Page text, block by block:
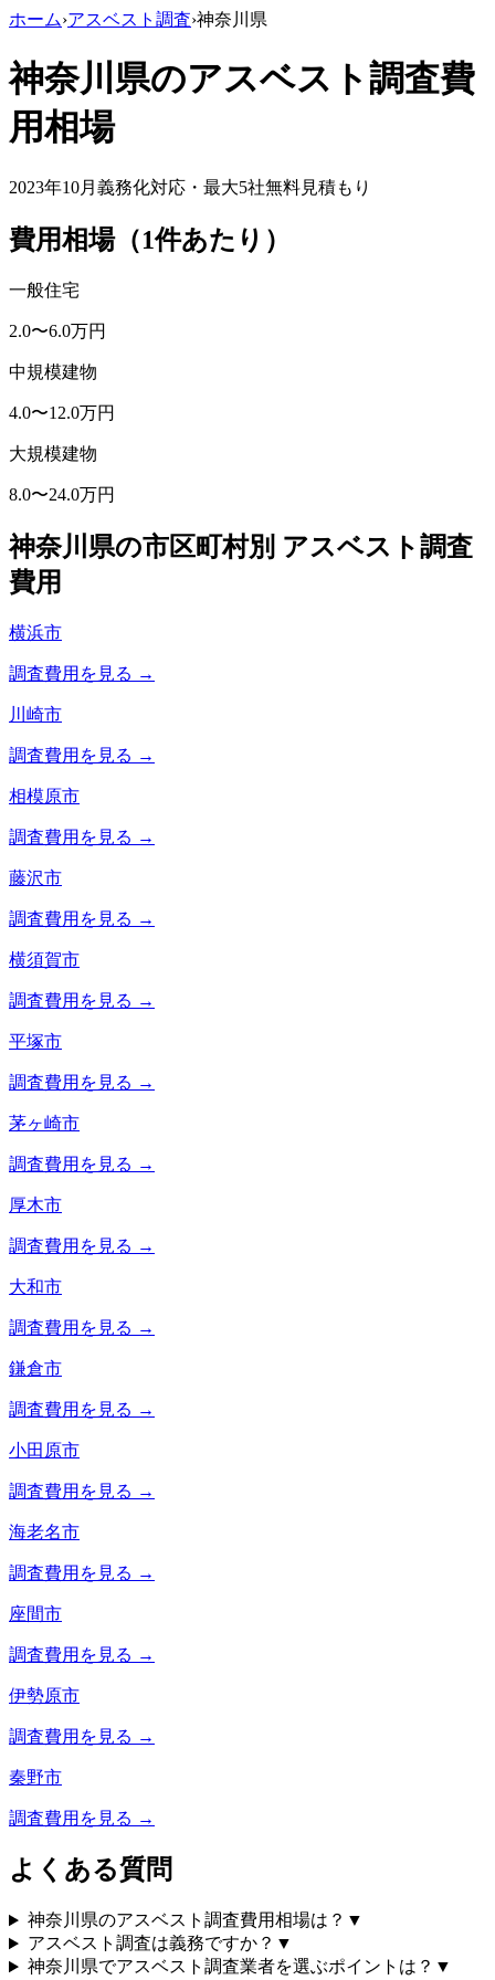
ホーム›アスベスト調査›神奈川県
神奈川県のアスベスト調査費
用相場
2023年10月義務化対応・最大5社無料見積もり
費用相場（1件あたり）
一般住宅
2.0〜6.0万円
中規模建物
4.0〜12.0万円
大規模建物
8.0〜24.0万円
神奈川県の市区町村別 アスベスト調査
費用
横浜市
調査費用を見る →
川崎市
調査費用を見る →
相模原市
調査費用を見る →
藤沢市
調査費用を見る →
横須賀市
調査費用を見る →
平塚市
調査費用を見る →
茅ヶ崎市
調査費用を見る →
厚木市
調査費用を見る →
大和市
調査費用を見る →
鎌倉市
調査費用を見る →
小田原市
調査費用を見る →
海老名市
調査費用を見る →
座間市
調査費用を見る →
伊勢原市
調査費用を見る →
秦野市
調査費用を見る →
よくある質問
神奈川県のアスベスト調査費用相場は？ ▼
アスベスト調査は義務ですか？ ▼
神奈川県でアスベスト調査業者を選ぶポイントは？ ▼